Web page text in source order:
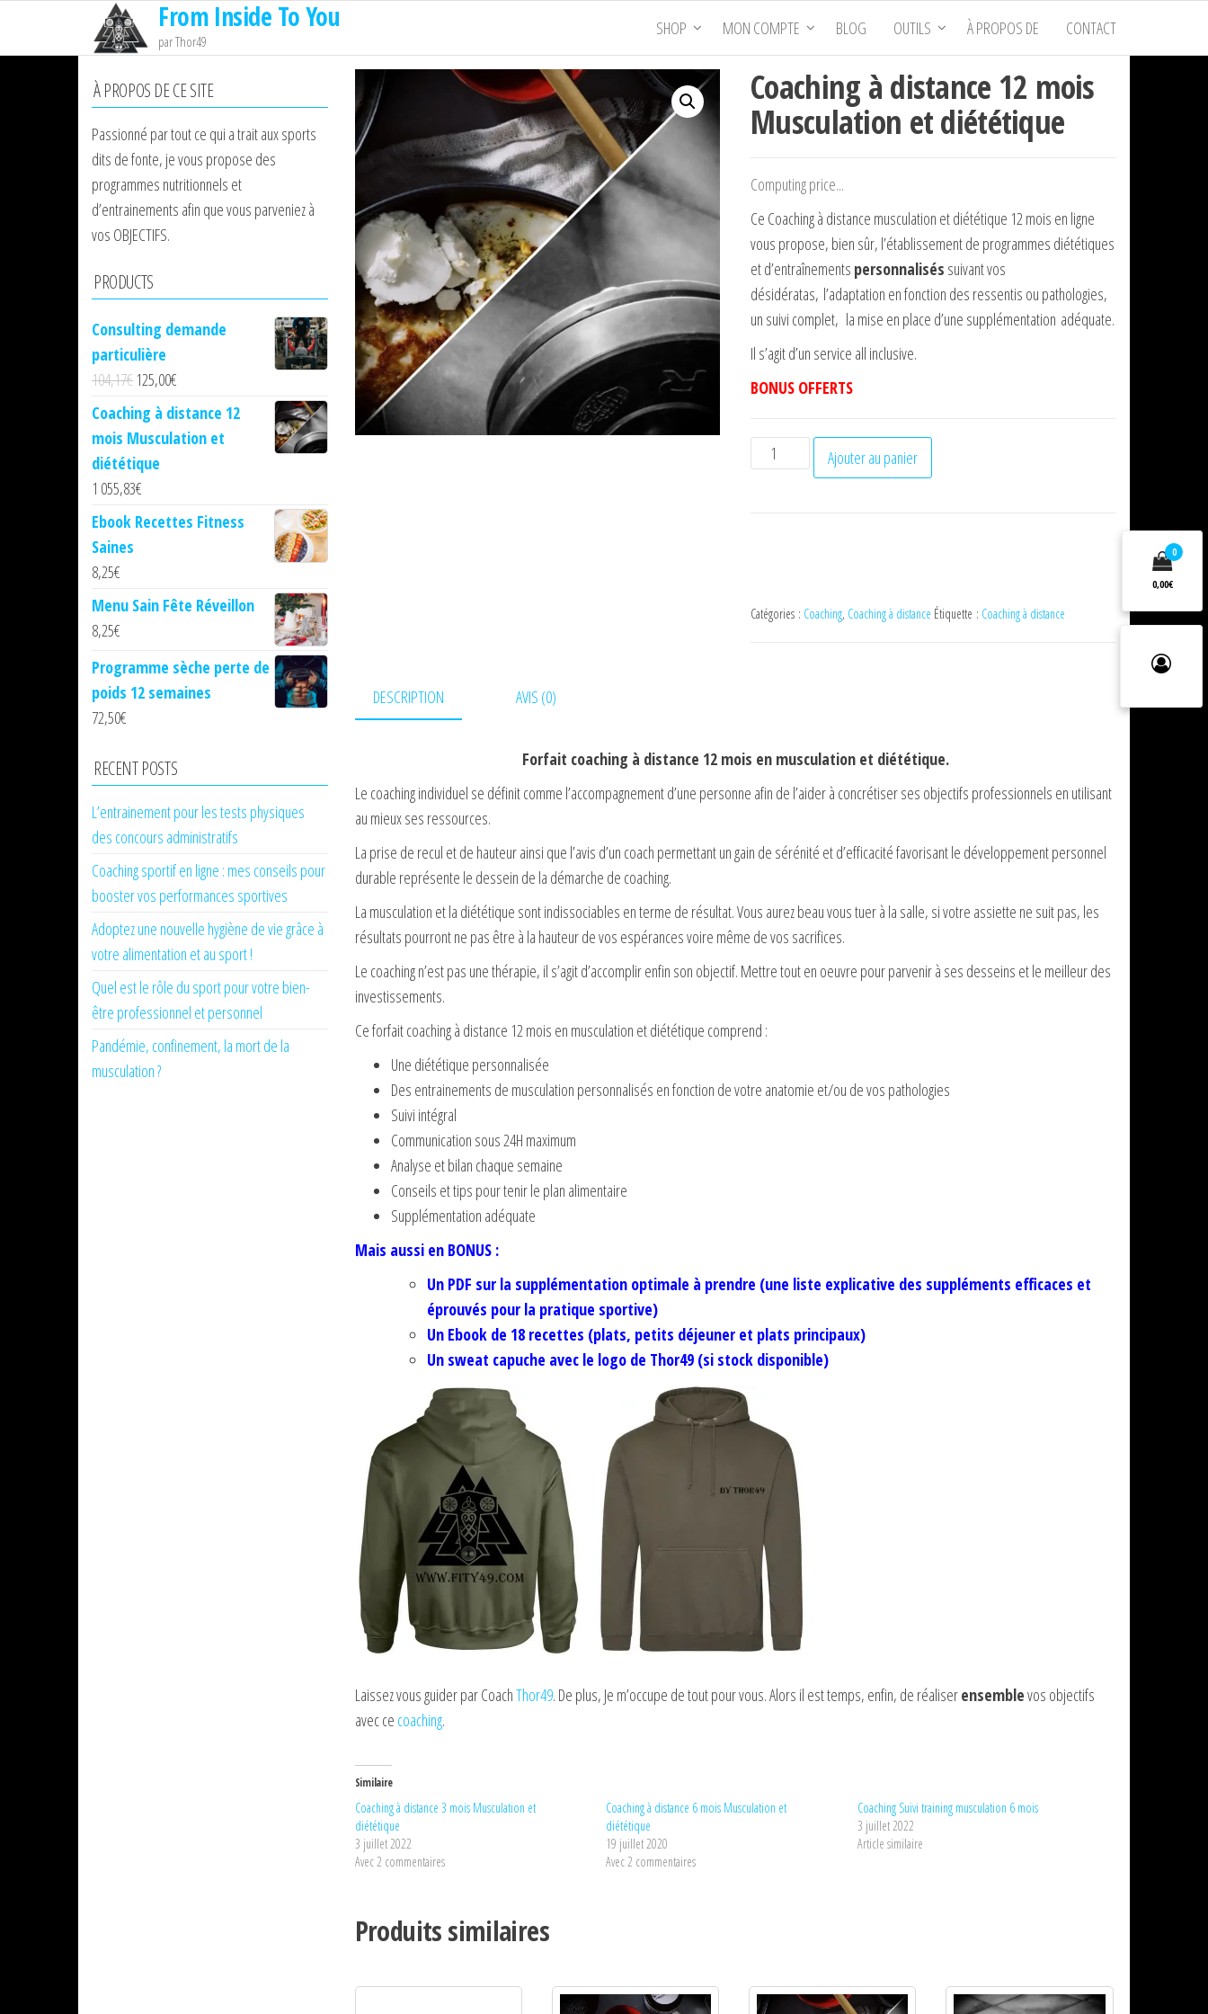
contenu
From Inside To You
par Thor49
SHOP MON COMPTE BLOG OUTILS À PROPOS DE CONTACT
Coaching à distance 12 mois
Musculation et diététique
Computing price...
Ce Coaching à distance musculation et diététique 12 mois en ligne
vous propose, bien sûr, l’établissement de programmes diététiques
et d’entraînements personnalisés suivant vos
désidératas, l’adaptation en fonction des ressentis ou pathologies,
un suivi complet, la mise en place d’une supplémentation adéquate.
Il s’agit d’un service all inclusive.
BONUS OFFERTS
quantité
de
Musculation
Ajouter au panier
Catégories : Coaching, Coaching à distance Étiquette : Coaching à distance
DESCRIPTION AVIS (0)
Forfait coaching à distance 12 mois en musculation et diététique.
Le coaching individuel se définit comme l’accompagnement d’une personne afin de l’aider à concrétiser ses objectifs professionnels en utilisant
au mieux ses ressources.
La prise de recul et de hauteur ainsi que l’avis d’un coach permettant un gain de sérénité et d’efficacité favorisant le développement personnel
durable représente le dessein de la démarche de coaching.
La musculation et la diététique sont indissociables en terme de résultat. Vous aurez beau vous tuer à la salle, si votre assiette ne suit pas, les
résultats pourront ne pas être à la hauteur de vos espérances voire même de vos sacrifices.
Le coaching n’est pas une thérapie, il s’agit d’accomplir enfin son objectif. Mettre tout en oeuvre pour parvenir à ses desseins et le meilleur des
investissements.
Ce forfait coaching à distance 12 mois en musculation et diététique comprend :
Une diététique personnalisée
Des entrainements de musculation personnalisés en fonction de votre anatomie et/ou de vos pathologies
Suivi intégral
Communication sous 24H maximum
Analyse et bilan chaque semaine
Conseils et tips pour tenir le plan alimentaire
Supplémentation adéquate
Mais aussi en BONUS :
Un PDF sur la supplémentation optimale à prendre (une liste explicative des suppléments efficaces et
éprouvés pour la pratique sportive)
Un Ebook de 18 recettes (plats, petits déjeuner et plats principaux)
Un sweat capuche avec le logo de Thor49 (si stock disponible)
Laissez vous guider par CoachThor49. De plus, Je m’occupe de tout pour vous. Alors il est temps, enfin, de réaliserensemblevos objectifs
avec ce coaching.
Similaire
Coaching à distance 3 mois Musculation et
diététique
3 juillet 2022
Avec 2 commentaires
Coaching à distance 6 mois Musculation et
diététique
19 juillet 2020
Avec 2 commentaires
Coaching Suivi training musculation 6 mois
3 juillet 2022
Article similaire
Produits similaires
À PROPOS DE CE SITE
Passionné par tout ce qui a trait aux sports
dits de fonte, je vous propose des
programmes nutritionnels et
d’entrainements afin que vous parveniez à
vos OBJECTIFS.
PRODUCTS
Consulting demande
particulière
104,17€ 125,00€
Coaching à distance 12
mois Musculation et
diététique
1 055,83€
Ebook Recettes Fitness
Saines
8,25€
Menu Sain Fête Réveillon
8,25€
Programme sèche perte de
poids 12 semaines
72,50€
RECENT POSTS
L’entrainement pour les tests physiques
des concours administratifs
Coaching sportif en ligne : mes conseils pour
booster vos performances sportives
Adoptez une nouvelle hygiène de vie grâce à
votre alimentation et au sport !
Quel est le rôle du sport pour votre bien-
être professionnel et personnel
Pandémie, confinement, la mort de la
musculation ?
0
0,00€